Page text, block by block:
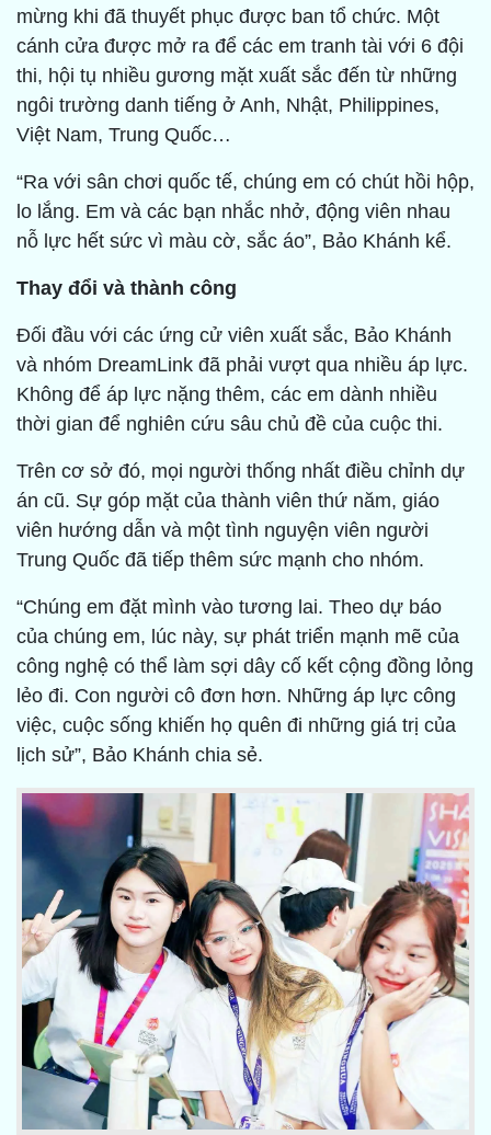
mừng khi đã thuyết phục được ban tổ chức. Một
cánh cửa được mở ra để các em tranh tài với 6 đội
thi, hội tụ nhiều gương mặt xuất sắc đến từ những
ngôi trường danh tiếng ở Anh, Nhật, Philippines,
Việt Nam, Trung Quốc…
“Ra với sân chơi quốc tế, chúng em có chút hồi hộp,
lo lắng. Em và các bạn nhắc nhở, động viên nhau
nỗ lực hết sức vì màu cờ, sắc áo”, Bảo Khánh kể.
Thay đổi và thành công
Đối đầu với các ứng cử viên xuất sắc, Bảo Khánh
và nhóm DreamLink đã phải vượt qua nhiều áp lực.
Không để áp lực nặng thêm, các em dành nhiều
thời gian để nghiên cứu sâu chủ đề của cuộc thi.
Trên cơ sở đó, mọi người thống nhất điều chỉnh dự
án cũ. Sự góp mặt của thành viên thứ năm, giáo
viên hướng dẫn và một tình nguyện viên người
Trung Quốc đã tiếp thêm sức mạnh cho nhóm.
“Chúng em đặt mình vào tương lai. Theo dự báo
của chúng em, lúc này, sự phát triển mạnh mẽ của
công nghệ có thể làm sợi dây cố kết cộng đồng lỏng
lẻo đi. Con người cô đơn hơn. Những áp lực công
việc, cuộc sống khiến họ quên đi những giá trị của
lịch sử”, Bảo Khánh chia sẻ.